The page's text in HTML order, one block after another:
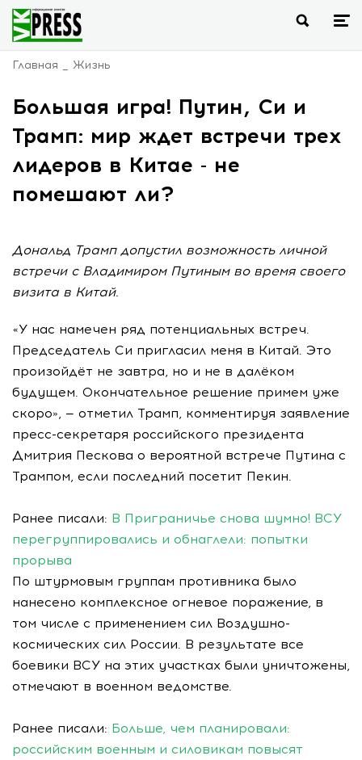
Главная Жизнь
Большая игра! Путин, Си и
Трамп: мир ждет встречи трех
лидеров в Китае - не
помешают ли?
Дональд Трамп допустил возможность личной
встречи с Владимиром Путиным во время своего
визита в Китай.
«У нас намечен ряд потенциальных встреч.
Председатель Си пригласил меня в Китай. Это
произойдёт не завтра, но и не в далёком
будущем. Окончательное решение примем уже
скоро», — отметил Трамп, комментируя заявление
пресс-секретаря российского президента
Дмитрия Пескова о вероятной встрече Путина с
Трампом, если последний посетит Пекин.
Ранее писали: В Приграничье снова шумно! ВСУ
перегруппировались и обнаглели: попытки
прорыва
По штурмовым группам противника было
нанесено комплексное огневое поражение, в
том числе с применением сил Воздушно-
космических сил России. В результате все
боевики ВСУ на этих участках были уничтожены,
отмечают в военном ведомстве.
Ранее писали: Больше, чем планировали:
российским военным и силовикам повысят